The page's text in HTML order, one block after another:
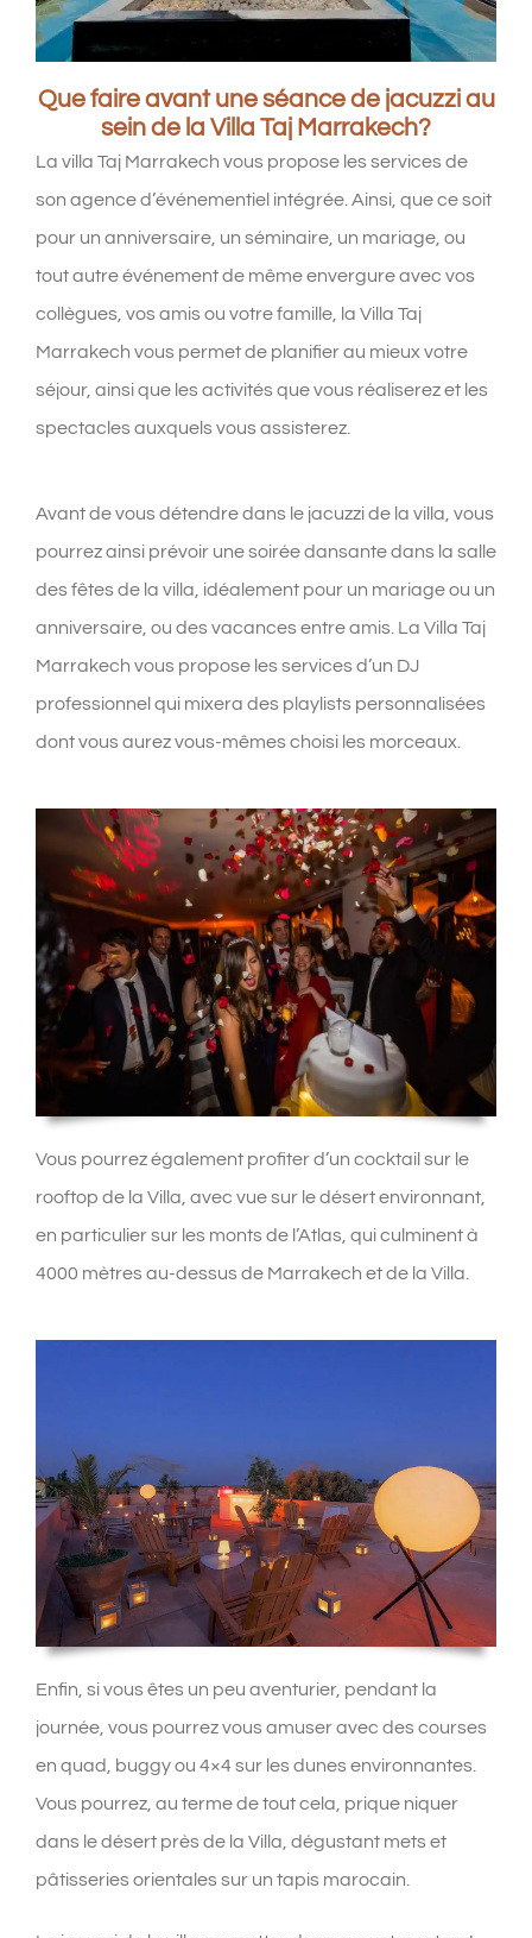
Que faire avant une séance de jacuzzi au
sein de la Villa Taj Marrakech?
La villa Taj Marrakech vous propose les services de
son agence d’événementiel intégrée. Ainsi, que ce soit
pour un anniversaire, un séminaire, un mariage, ou
tout autre événement de même envergure avec vos
collègues, vos amis ou votre famille, la Villa Taj
Marrakech vous permet de planifier au mieux votre
séjour, ainsi que les activités que vous réaliserez et les
spectacles auxquels vous assisterez.
Avant de vous détendre dans le jacuzzi de la villa, vous
pourrez ainsi prévoir une soirée dansante dans la salle
des fêtes de la villa, idéalement pour un mariage ou un
anniversaire, ou des vacances entre amis. La Villa Taj
Marrakech vous propose les services d’un DJ
professionnel qui mixera des playlists personnalisées
dont vous aurez vous-mêmes choisi les morceaux.
Vous pourrez également profiter d’un cocktail sur le
rooftop de la Villa, avec vue sur le désert environnant,
en particulier sur les monts de l’Atlas, qui culminent à
4000 mètres au-dessus de Marrakech et de la Villa.
Enfin, si vous êtes un peu aventurier, pendant la
journée, vous pourrez vous amuser avec des courses
en quad, buggy ou 4×4 sur les dunes environnantes.
Vous pourrez, au terme de tout cela, prique niquer
dans le désert près de la Villa, dégustant mets et
pâtisseries orientales sur un tapis marocain.